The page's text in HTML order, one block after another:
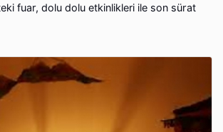
fuar, dolu dolu etkinlikleri ile son sürat